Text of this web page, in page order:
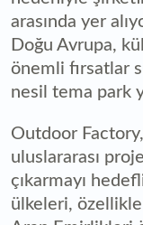
arasında yer
Doğu Avrupa,
önemli fırsatlar
nesil tema park
Outdoor
uluslararası
çıkarmayı
ülkeleri,